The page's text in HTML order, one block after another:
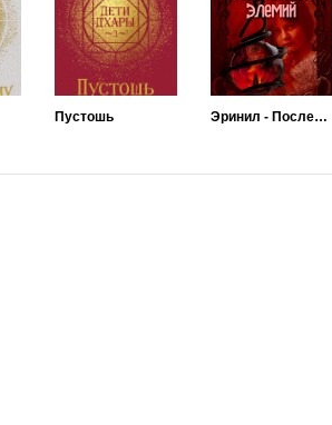
Пустошь Эринил - Последний Элемий